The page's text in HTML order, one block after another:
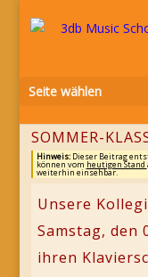
Seite wählen
SOMMER-
Hinweis:Dieser Beitrag
können vom heutigen Stand
weiterhin einsehbar.
Unsere
Samstag, den
ihren